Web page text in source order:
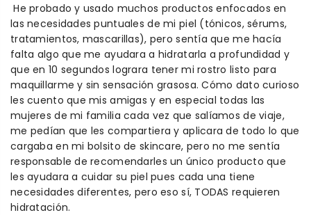
He probado y usado muchos productos enfocados en
las necesidades puntuales de mi piel (tónicos, sérums,
tratamientos, mascarillas), pero sentía que me hacía
falta algo que me ayudara a hidratarla a profundidad y
que en 10 segundos lograra tener mi rostro listo para
maquillarme y sin sensación grasosa. Cómo dato curioso
les cuento que mis amigas y en especial todas las
mujeres de mi familia cada vez que salíamos de viaje,
me pedían que les compartiera y aplicara de todo lo que
cargaba en mi bolsito de skincare, pero no me sentía
responsable de recomendarles un único producto que
les ayudara a cuidar su piel pues cada una tiene
necesidades diferentes, pero eso sí, TODAS requieren
hidratación.